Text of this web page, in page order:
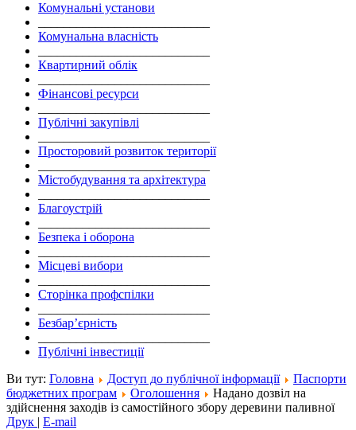
Комунальні установи
Комунальна власність
Квартирний облік
Фінансові ресурси
Публічні закупівлі
Просторовий розвиток території
Містобудування та архітектура
Благоустрій
Безпека і оборона
Місцеві вибори
Сторінка профспілки
Безбар’єрність
Публічні інвестиції
Ви тут: Головна Доступ до публічної інформації
Паспорти
бюджетних програм
Оголошення
Надано дозвіл на
здійснення заходів із самостійного збору деревини паливної
Друк | E-mail